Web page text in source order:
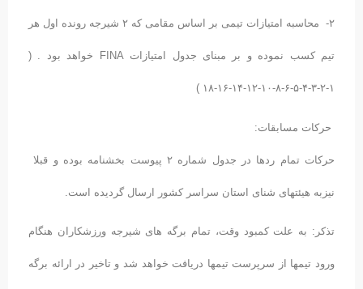
۲- محاسبه امتیازات تیمی بر اساس مقامی که ۲ شیرجه رونده اول هر
تیم کسب نموده و بر مبنای جدول امتیازات FINA خواهد بود . (
 حرکات مسابقات:
حرکات تمام ردها در جدول شماره ۲ پیوست بخشنامه بوده و قبلا
نیزبه هیئتهای شنای استان سراسر کشور ارسال گردیده است.
تذکر: به علت کمبود وقت، تمام برگه های شیرجه ورزشکاران هنگام
ورود تیمها از سرپرست تیمها دریافت خواهد شد و تاخیر در ارائه برگه